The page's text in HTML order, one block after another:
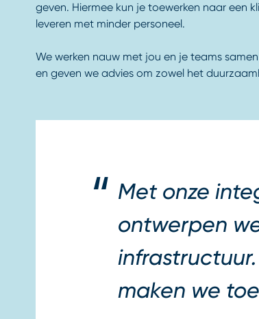
geven. Hiermee kun je toewerken naar een
leveren met minder personeel.
We werken nauw met jou en je teams
en geven we advies om zowel het
Met onze
ontwerpen
maken we